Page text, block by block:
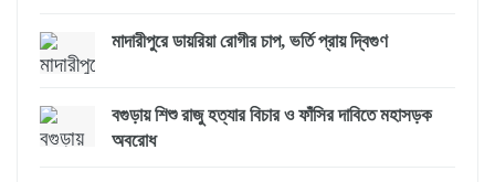
মাদারীপুরে ডায়রিয়া রোগীর চাপ, ভর্তি প্রায় দ্বিগুণ
বগুড়ায় শিশু রাজু হত্যার বিচার ও ফাঁসির দাবিতে মহাসড়ক
অবরোধ